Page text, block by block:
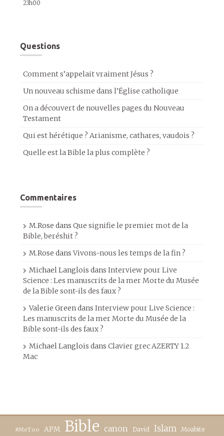
23h00
Questions
Comment s’appelait vraiment Jésus ?
Un nouveau schisme dans l’Église catholique
On a découvert de nouvelles pages du Nouveau
Testament
Qui est hérétique ? Arianisme, cathares, vaudois ?
Quelle est la Bible la plus complète ?
Commentaires
M.Rose dans Que signifie le premier mot de la
Bible, beréshit ?
M.Rose dansVivons-nous les temps de la fin ?
Michael Langlois dans Interview pour Live
Science : Les manuscrits de la mer Morte du Musée
de la Bible sont-ils des faux ?
Valerie Greendans Interview pour Live Science :
Les manuscrits de la mer Morte du Musée de la
Bible sont-ils des faux ?
Michael Langlois dans Clavier grec AZERTY 1.2
Mac
#MeToo APM Bible canon David Islam Moabite